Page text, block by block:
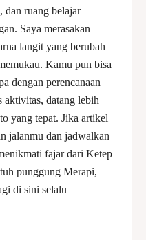
dan ruang belajar
Saya merasakan
langit yang berubah
Kamu pun bisa
dengan perencanaan
aktivitas, datang lebih
yang tepat. Jika artikel
jalanmu dan jadwalkan
fajar dari Ketep
punggung Merapi,
di sini selalu